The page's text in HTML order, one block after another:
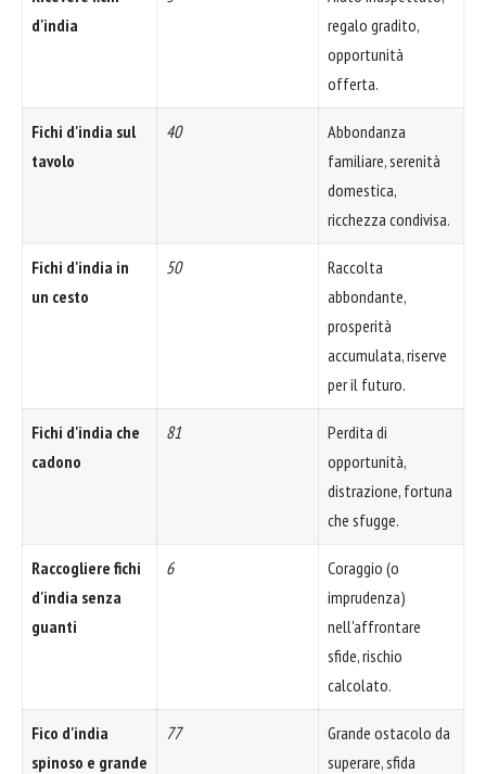
d'india
regalo gradito,
opportunità
offerta.
Fichi d'india sul
tavolo
40
Abbondanza
familiare, serenità
domestica,
ricchezza condivisa.
Fichi d'india in
un cesto
50
Raccolta
abbondante,
prosperità
accumulata, riserve
per il futuro.
Fichi d'india che
cadono
81
Perdita di
opportunità,
distrazione, fortuna
che sfugge.
Raccogliere fichi
d'india senza
guanti
6
Coraggio (o
imprudenza)
nell'affrontare
sfide, rischio
calcolato.
Fico d'india
spinoso e grande
77
Grande ostacolo da
superare, sfida